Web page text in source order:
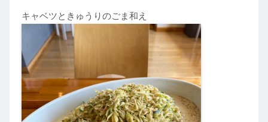
キャベツときゅうりのごま和え